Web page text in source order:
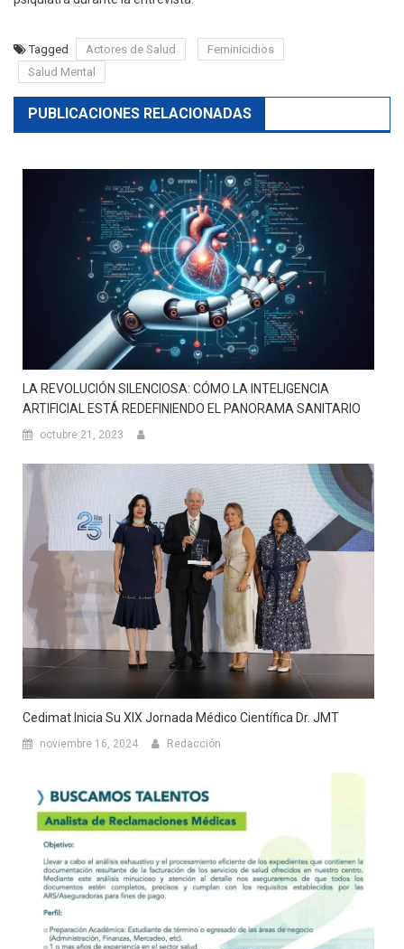
Tagged Actores de Salud
Feminicidios
Salud Mental
PUBLICACIONES RELACIONADAS
LA REVOLUCIÓN SILENCIOSA: CÓMO LA INTELIGENCIA
ARTIFICIAL ESTÁ REDEFINIENDO EL PANORAMA SANITARIO
octubre 21, 2023
Cedimat Inicia Su XIX Jornada Médico Científica Dr. JMT
noviembre 16, 2024 Redacción